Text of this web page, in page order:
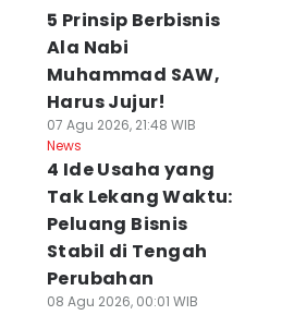
Ide Usaha yang
Lekang
Manifesto Seni
5 Prinsip Berbisnis
Ala Nabi
Muhammad SAW,
Harus Jujur!
07 Agu 2026, 21:48 WIB
News
4 Ide Usaha yang
Tak Lekang Waktu:
Peluang Bisnis
Stabil di Tengah
Perubahan
08 Agu 2026, 00:01 WIB